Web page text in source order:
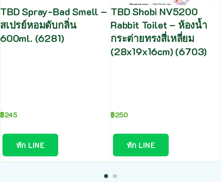
TBD Spray-Bad Smell –
สเปรย์หอมดับกลิ่น
600ml. (6281)
฿245
ทัก LINE
TBD Shobi NV5200
Rabbit Toilet – ห้องน้ำ
กระต่ายทรงสี่เหลี่ยม
(28x19x16cm) (6703)
฿250
ทัก LINE